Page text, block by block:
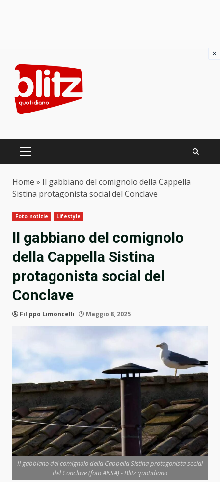
content
PRIMARY
Home » Il gabbiano del comignolo della Cappella
Sistina protagonista social del Conclave
Foto notizie Lifestyle
Il gabbiano del comignolo
della Cappella Sistina
protagonista social del
Conclave
Filippo Limoncelli Maggio 8, 2025
Il gabbiano del comignolo della Cappella Sistina protagonista social
del Conclave (foto ANSA) - Blitz quotidiano
×